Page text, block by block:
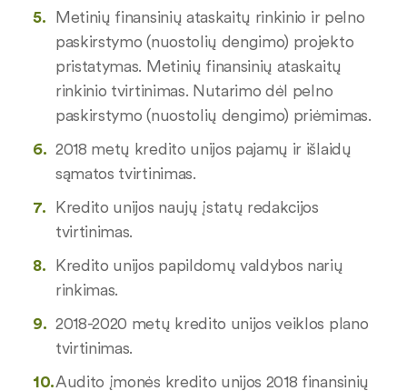
Metinių finansinių ataskaitų rinkinio ir pelno
paskirstymo (nuostolių dengimo) projekto
pristatymas. Metinių finansinių ataskaitų
rinkinio tvirtinimas. Nutarimo dėl pelno
paskirstymo (nuostolių dengimo) priėmimas.
2018 metų kredito unijos pajamų ir išlaidų
sąmatos tvirtinimas.
Kredito unijos naujų įstatų redakcijos
tvirtinimas.
Kredito unijos papildomų valdybos narių
rinkimas.
2018-2020 metų kredito unijos veiklos plano
tvirtinimas.
Audito įmonės kredito unijos 2018 finansinių